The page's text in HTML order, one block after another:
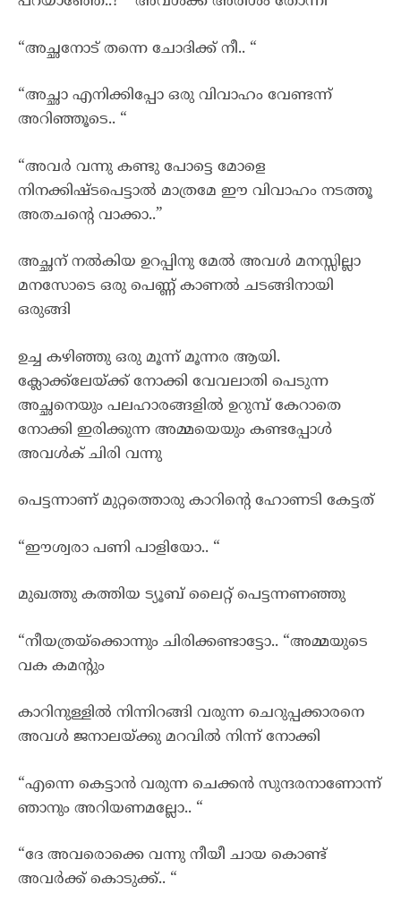
“അച്ഛനോട് തന്നെ ചോദിക്ക് നീ.. “
“അച്ഛാ എനിക്കിപ്പോ ഒരു വിവാഹം വേണ്ടന്ന്
അറിഞ്ഞൂടെ.. “
“അവർ വന്നു കണ്ടു പോട്ടെ മോളെ
നിനക്കിഷ്ടപെട്ടാൽ മാത്രമേ ഈ വിവാഹം നടത്തൂ
അതചന്റെ വാക്കാ..”
അച്ഛന് നൽകിയ ഉറപ്പിനു മേൽ അവൾ മനസ്സില്ലാ
മനസോടെ ഒരു പെണ്ണ് കാണൽ ചടങ്ങിനായി
ഒരുങ്ങി
ഉച്ച കഴിഞ്ഞു ഒരു മൂന്ന് മൂന്നര ആയി.
ക്ലോക്ക്ലേയ്ക്ക് നോക്കി വേവലാതി പെടുന്ന
അച്ഛനെയും പലഹാരങ്ങളിൽ ഉറുമ്പ് കേറാതെ
നോക്കി ഇരിക്കുന്ന അമ്മയെയും കണ്ടപ്പോൾ
അവൾക് ചിരി വന്നു
പെട്ടന്നാണ് മുറ്റത്തൊരു കാറിന്റെ ഹോണടി കേട്ടത്
“ഈശ്വരാ പണി പാളിയോ.. “
മുഖത്തു കത്തിയ ട്യൂബ് ലൈറ്റ് പെട്ടന്നണഞ്ഞു
“നീയത്രയ്ക്കൊന്നും ചിരിക്കണ്ടാട്ടോ.. “അമ്മയുടെ
വക കമന്റും
കാറിനുള്ളിൽ നിന്നിറങ്ങി വരുന്ന ചെറുപ്പക്കാരനെ
അവൾ ജനാലയ്ക്കു മറവിൽ നിന്ന് നോക്കി
“എന്നെ കെട്ടാൻ വരുന്ന ചെക്കൻ സുന്ദരനാണോന്ന്
ഞാനും അറിയണമല്ലോ.. “
“ദേ അവരൊക്കെ വന്നു നീയീ ചായ കൊണ്ട്
അവർക്ക് കൊടുക്ക്.. “